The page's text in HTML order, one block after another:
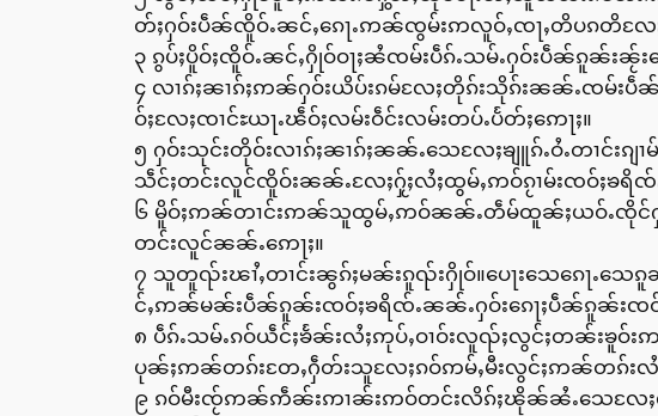
တ်ႈႁဝ်းပဵၼ်ၸိူဝ်ႉၼင်ႇၵေႃႉဢၼ်ၸွမ်းဢလူဝ်ႇၸႃႇတိပၵတိလႄႈ
၃ ၵွပ်ႈပိူဝ်ႈၸိူဝ်ႉၼင်ႇႁိုဝ်ဝႃႈၼႆၸမ်းပဵၵ်ႉသမ်ႉႁဝ်းပဵၼ်ၵူၼ်းၼႂ်
၄ လၢၵ်ႈၼၢၵ်ႈဢၼ်ႁဝ်းယိပ်းၵမ်လႄႈတိုၵ်းသိုၵ်းၼၼ်ႉၸမ်းပဵ
ဝ်ႈလႄႈၸၢင်ႊယႃႉၽဵဝ်ႈလမ်းဝဵင်းလမ်းတပ်ႉပႅတ်ႈဢေႃႈ။
၅ ႁဝ်းသုင်းတိုဝ်းလၢၵ်ႈၼၢၵ်ႈၼၼ်ႉသေလႄႈၶျူၵ်ႉဝႆႉတၢင်းၵ
သဵင်ႈတင်းလူင်ၸိူဝ်းၼၼ်ႉလႄႈႁႂ်ႈလႆႈထွမ်ႇဢဝ်ၵႂၢမ်းၸဝ်ႈၶရိၸ်ႉ
၆ မိူဝ်ႈဢၼ်တၢင်းဢၼ်သူထွမ်ႇဢဝ်ၼၼ်ႉတဵမ်ထူၼ်ႈယဝ်ႉၸိုင်ႁဝ်
တင်းလူင်ၼၼ်ႉဢေႃႈ။
၇ သူတူၺ်းၽၢႆႇတၢင်းၼွၵ်ႈမၼ်းၵူၺ်းႁိုဝ်။ပေႃးသေၵေႃႉသေ
င်ႇဢၼ်မၼ်းပဵၼ်ၵူၼ်းၸဝ်ႈၶရိၸ်ႉၼၼ်ႉႁဝ်းၵေႃႈပဵၼ်ၵူၼ်းၸ
၈ ပဵၵ်ႉသမ်ႉၵဝ်ယဵင်ႈၶႅၼ်းလႆႈဢုပ်ႇဝၢဝ်းလူၺ်ႈလွင်ႈတၼ်းၶူ
ပုၼ်ႈဢၼ်တၵ်းတႄႇႁဵတ်းသူလႄႈၵဝ်ဢမ်ႇမီးလွင်ႈဢၼ်တၵ်းလႆ
၉ ၵဝ်မီးၸႂ်ဢၼ်ဢဵၼ်းဢၢၼ်းဢဝ်တင်းလိၵ်ႈၽိုၼ်ၼႆႉသေလႄႈလွ